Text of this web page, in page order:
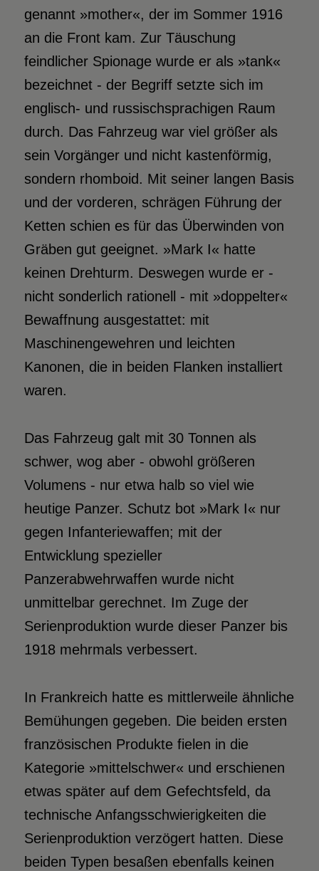
genannt »mother«, der im Sommer 1916
an die Front kam. Zur Täuschung
feindlicher Spionage wurde er als »tank«
bezeichnet - der Begriff setzte sich im
englisch- und russischsprachigen Raum
durch. Das Fahrzeug war viel größer als
sein Vorgänger und nicht kastenförmig,
sondern rhomboid. Mit seiner langen Basis
und der vorderen, schrägen Führung der
Ketten schien es für das Überwinden von
Gräben gut geeignet. »Mark I« hatte
keinen Drehturm. Deswegen wurde er -
nicht sonderlich rationell - mit »doppelter«
Bewaffnung ausgestattet: mit
Maschinengewehren und leichten
Kanonen, die in beiden Flanken installiert
waren.
Das Fahrzeug galt mit 30 Tonnen als
schwer, wog aber - obwohl größeren
Volumens - nur etwa halb so viel wie
heutige Panzer. Schutz bot »Mark I« nur
gegen Infanteriewaffen; mit der
Entwicklung spezieller
Panzerabwehrwaffen wurde nicht
unmittelbar gerechnet. Im Zuge der
Serienproduktion wurde dieser Panzer bis
1918 mehrmals verbessert.
In Frankreich hatte es mittlerweile ähnliche
Bemühungen gegeben. Die beiden ersten
französischen Produkte fielen in die
Kategorie »mittelschwer« und erschienen
etwas später auf dem Gefechtsfeld, da
technische Anfangsschwierigkeiten die
Serienproduktion verzögert hatten. Diese
beiden Typen besaßen ebenfalls keinen